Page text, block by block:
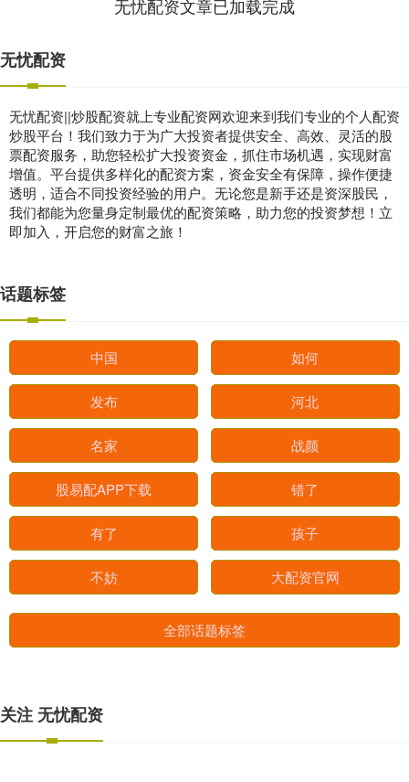
无忧配资文章已加载完成
无忧配资
无忧配资||炒股配资就上专业配资网欢迎来到我们专业的个人配资
炒股平台！我们致力于为广大投资者提供安全、高效、灵活的股
票配资服务，助您轻松扩大投资资金，抓住市场机遇，实现财富
增值。平台提供多样化的配资方案，资金安全有保障，操作便捷
透明，适合不同投资经验的用户。无论您是新手还是资深股民，
我们都能为您量身定制最优的配资策略，助力您的投资梦想！立
即加入，开启您的财富之旅！
话题标签
中国 如何
发布 河北
名家 战颜
股易配APP下载 错了
有了 孩子
不妨 大配资官网
全部话题标签
关注 无忧配资